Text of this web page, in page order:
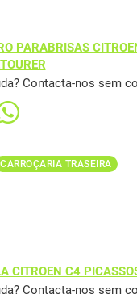
PARABRISAS
Contacta-nos sem
CARROÇARIA TRASEIRA
CITROEN C4
Contacta-nos sem